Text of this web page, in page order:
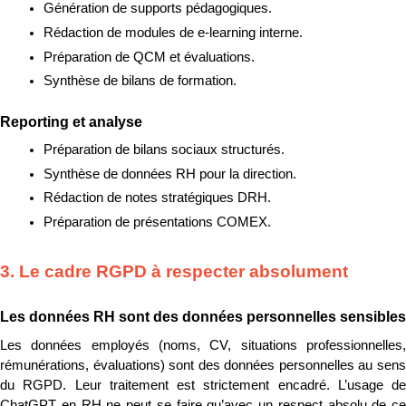
Génération de supports pédagogiques.
Rédaction de modules de e-learning interne.
Préparation de QCM et évaluations.
Synthèse de bilans de formation.
Reporting et analyse
Préparation de bilans sociaux structurés.
Synthèse de données RH pour la direction.
Rédaction de notes stratégiques DRH.
Préparation de présentations COMEX.
3. Le cadre RGPD à respecter absolument
Les données RH sont des données personnelles sensibles
Les données employés (noms, CV, situations professionnelles,
rémunérations, évaluations) sont des données personnelles au sens
du RGPD. Leur traitement est strictement encadré. L’usage de